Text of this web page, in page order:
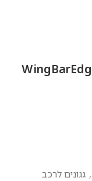
, גגונים לרכב